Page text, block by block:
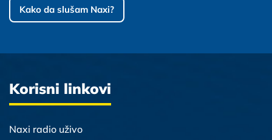
Kako da slušam Naxi?
Korisni linkovi
Naxi radio uživo